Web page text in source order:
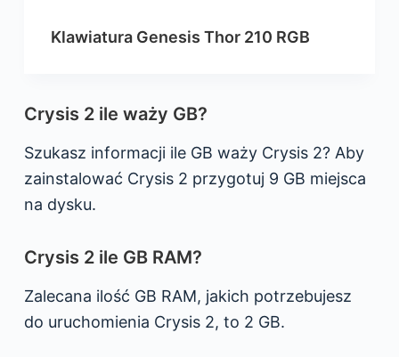
Klawiatura Genesis Thor 210 RGB
Crysis 2 ile waży GB?
Szukasz informacji ile GB waży Crysis 2? Aby
zainstalować Crysis 2 przygotuj 9 GB miejsca
na dysku.
Crysis 2 ile GB RAM?
Zalecana ilość GB RAM, jakich potrzebujesz
do uruchomienia Crysis 2, to 2 GB.